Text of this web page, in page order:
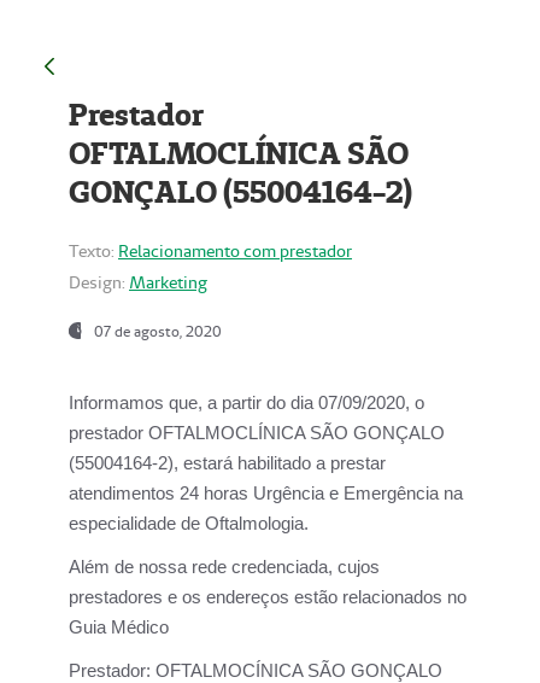
Prestador
OFTALMOCLÍNICA SÃO
GONÇALO (55004164-2)
Texto: Relacionamento com prestador
Design: Marketing
07 de agosto, 2020
Informamos que, a partir do dia07/09/2020, o
prestador OFTALMOCLÍNICA SÃO GONÇALO
(55004164-2), estará habilitado a prestar
atendimentos 24 horas Urgência e Emergência na
especialidade de Oftalmologia.
Além de nossa rede credenciada, cujos
prestadores e os endereços estão relacionados no
Guia Médico
Prestador: OFTALMOCÍNICA SÃO GONÇALO